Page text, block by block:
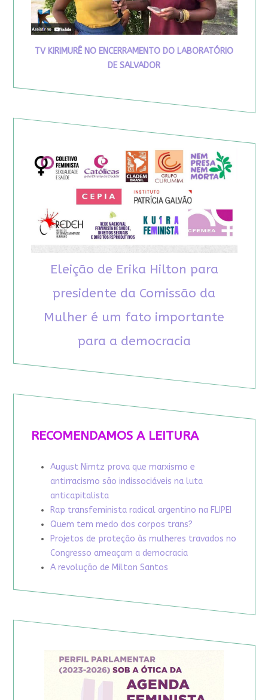
TV KIRIMURÊ NO ENCERRAMENTO DO LABORATÓRIO
DE SALVADOR
Eleição de Erika Hilton para
presidente da Comissão da
Mulher é um fato importante
para a democracia
RECOMENDAMOS A LEITURA
August Nimtz prova que marxismo e
antirracismo são indissociáveis na luta
anticapitalista
Rap transfeminista radical argentino na FLIPEI
Quem tem medo dos corpos trans?
Projetos de proteção às mulheres travados no
Congresso ameaçam a democracia
A revolução de Milton Santos